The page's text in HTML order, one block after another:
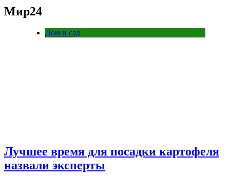
Мир24
Дом и сад
Лучшее время для посадки картофеля
назвали эксперты